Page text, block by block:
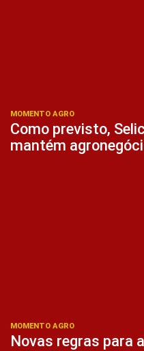
MOMENTO AGRO
Como previsto,
mantém
MOMENTO AGRO
Novas regras para